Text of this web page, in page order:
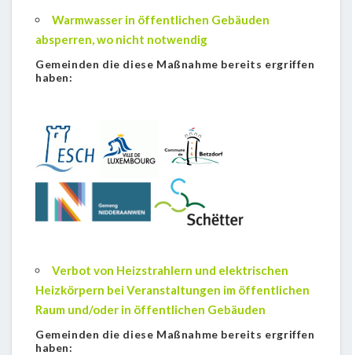
Warmwasser in öffentlichen Gebäuden
absperren, wo nicht notwendig
Gemeinden die diese Maßnahme bereits ergriffen
haben:
Verbot von Heizstrahlern und elektrischen
Heizkörpern bei Veranstaltungen im öffentlichen
Raum und/oder in öffentlichen Gebäuden
Gemeinden die diese Maßnahme bereits ergriffen
haben: